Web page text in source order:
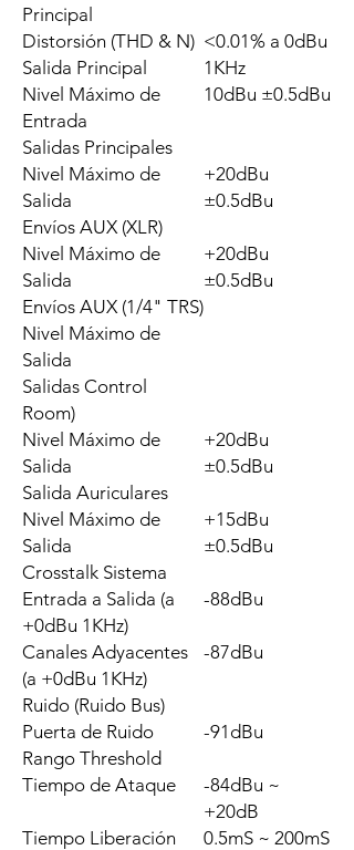
Principal
Distorsión (THD & N)
Salida Principal
<0.01% a 0dBu
1KHz
Nivel Máximo de
Entrada
10dBu ±0.5dBu
Salidas Principales
Nivel Máximo de
Salida
+20dBu
±0.5dBu
Envíos AUX (XLR)
Nivel Máximo de
Salida
+20dBu
±0.5dBu
Envíos AUX (1/4" TRS)
Nivel Máximo de
Salida
Salidas Control
Room)
Nivel Máximo de
Salida
+20dBu
±0.5dBu
Salida Auriculares
Nivel Máximo de
Salida
+15dBu
±0.5dBu
Crosstalk Sistema
Entrada a Salida (a
+0dBu 1KHz)
-88dBu
Canales Adyacentes
(a +0dBu 1KHz)
-87dBu
Ruido (Ruido Bus)
Puerta de Ruido
-91dBu
Rango Threshold
Tiempo de Ataque
-84dBu ~
+20dB
Tiempo Liberación
0.5mS ~ 200mS